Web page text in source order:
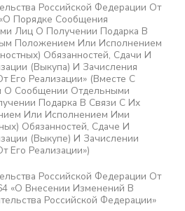
Российской Федерации От
Порядке Сообщения
Лиц О Получении Подарка В
Положением Или Исполнением
Обязанностей, Сдачи И
(выкупа) И Зачисления
Его Реализации» (вместе С
О Сообщении Отдельными
Подарка В Связи С Их
Или Исполнением Ими
Обязанностей, Сдаче И
(выкупе) И Зачислении
Его Реализации»)
Российской Федерации От
«О Внесении Изменений В
Российской Федерации»